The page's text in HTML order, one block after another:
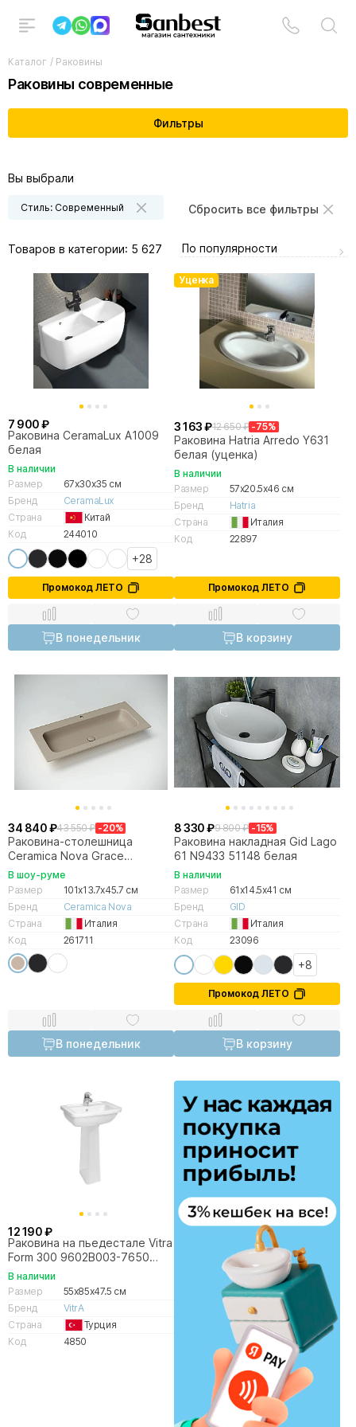
Каталог / Раковины
Раковины современные
Фильтры
Вы выбрали
Стиль: Современный Сбросить все фильтры
Товаров в категории: 5 627 По популярности
7 900 ₽
Раковина CeramaLux A1009
белая
В наличии
Размер
67x30x35 см
Бренд
CeramaLux
Страна
Китай
Код
244010
+28
Промокод ЛЕТО
В понедельник
Уценка
3 163 ₽12 650 ₽ -75%
Раковина Hatria Arredo Y631
белая (уценка)
В наличии
Размер
57x20.5x46 см
Бренд
Hatria
Страна
Италия
Код
22897
Промокод ЛЕТО
В корзину
34 840 ₽43 550 ₽ -20%
Раковина-столешница
Ceramica Nova Grace
CN7013MC капучино матовый
В шоу-руме
Размер
101x13.7x45.7 см
Бренд
Ceramica Nova
Страна
Италия
Код
261711
В понедельник
8 330 ₽9 800 ₽ -15%
Раковина накладная Gid Lago
61 N9433 51148 белая
В наличии
Размер
61x14.5x41 см
Бренд
GID
Страна
Италия
Код
23096
+8
Промокод ЛЕТО
В корзину
12 190 ₽
Раковина на пьедестале Vitra
Form 300 9602B003-7650
белая
В наличии
Размер
55x85x47.5 см
Бренд
VitrA
Страна
Турция
Код
4850